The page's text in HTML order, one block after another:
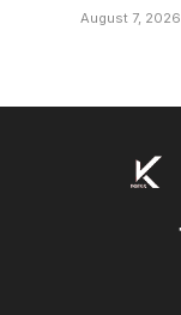
August 7, 2026